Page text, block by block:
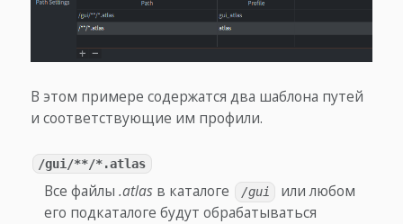
В этом примере содержатся два шаблона путей
и соответствующие им профили.
/gui/**/*.atlas
Все файлы.atlas в каталоге /gui
или любом
его подкаталоге будут обрабатываться